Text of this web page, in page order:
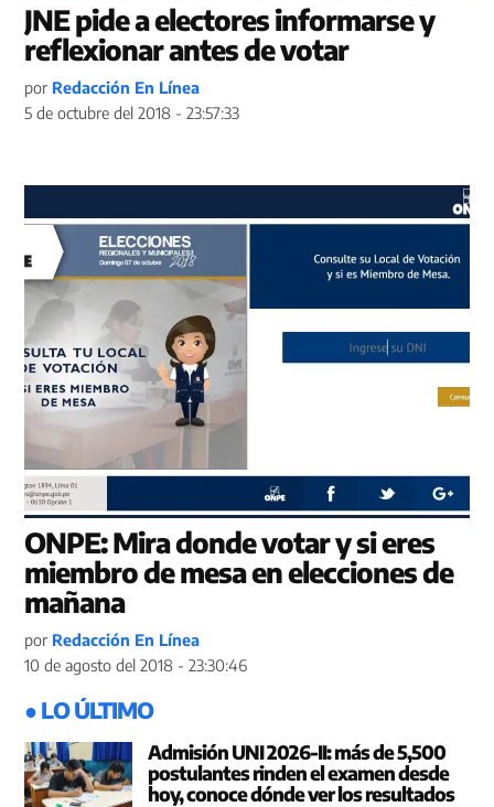
JNE pide a electores informarse y
reflexionar antes de votar
por Redacción En Línea
5 de octubre del 2018 - 23:57:33
ONPE: Mira donde votar y si eres
miembro de mesa en elecciones de
mañana
por Redacción En Línea
10 de agosto del 2018 - 23:30:46
● LO ÚLTIMO
Admisión UNI 2026-II: más de 5,500
postulantes rinden el examen desde
hoy, conoce dónde ver los resultados